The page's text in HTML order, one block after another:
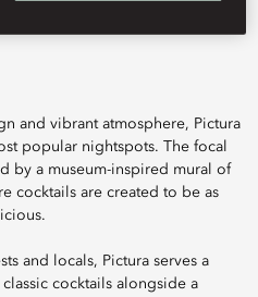
and vibrant atmosphere, Pictura
popular nightspots. The focal
by a museum-inspired mural of
cocktails are created to be as
and locals, Pictura serves a
cocktails alongside a